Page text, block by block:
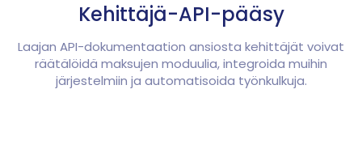
Kehittäjä-API-pääsy
Laajan API-dokumentaation ansiosta kehittäjät voivat
räätälöidä maksujen moduulia, integroida muihin
järjestelmiin ja automatisoida työnkulkuja.